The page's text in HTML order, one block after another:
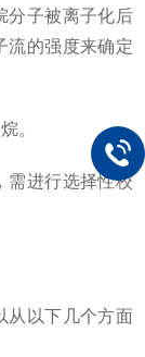
分子被离子化后
流的强度来确定
。
需进行选择性校
从以下几个方面